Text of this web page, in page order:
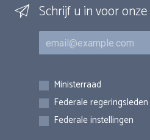
Schrijf u in voor
E-mail
Inschrijvingen
Ministerraad
Federale regeringsleden
Federale instellingen